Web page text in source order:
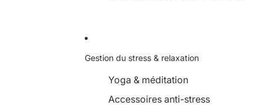
Gestion du stress & relaxation
Yoga & méditation
Accessoires anti-stress